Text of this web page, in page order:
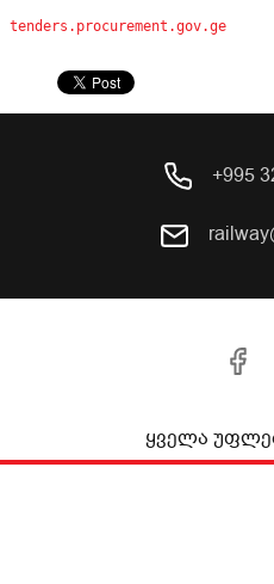
tenders.procurement.gov.ge
+995
ყველა